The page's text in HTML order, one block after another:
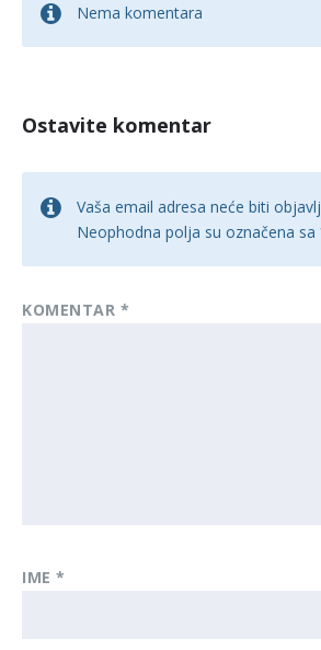
Nema komentara
Ostavite komentar
Vaša email adresa neće biti
Neophodna polja su označena sa
KOMENTAR*
IME*